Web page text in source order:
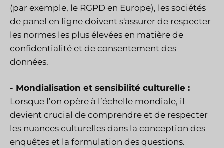
(par exemple, le RGPD en Europe), les sociétés
de panel en ligne doivent s'assurer de respecter
les normes les plus élevées en matière de
confidentialité et de consentement des
données.
- Mondialisation et sensibilité culturelle :
Lorsque l’on opère à l’échelle mondiale, il
devient crucial de comprendre et de respecter
les nuances culturelles dans la conception des
enquêtes et la formulation des questions.